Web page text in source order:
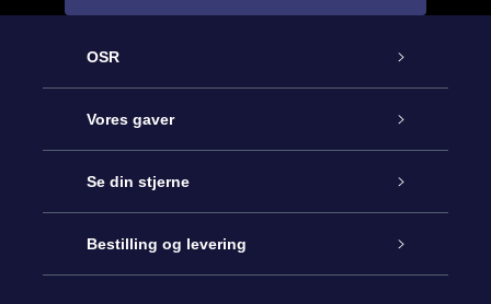
OSR
Kundeservice
Kontakt os
Bloggen
Vores gaver
Online Stjernegave
OSR Gavepakke
Se din stjerne
Star Register
Bestilling og levering